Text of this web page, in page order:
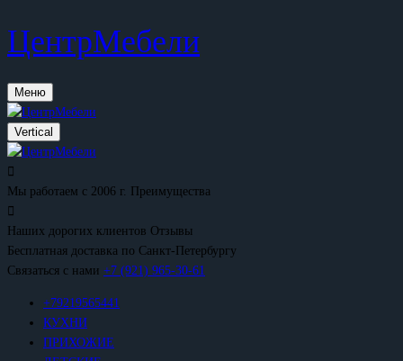
ЦентрМебели
Меню
Vertical
Мы работаем с 2006 г. Преимущества
Наших дорогих клиентов Отзывы
Бесплатная доставка по Санкт-Петербургу
Связаться с нами +7 (921) 965-30-61
+79219565441
КУХНИ
ПРИХОЖИЕ